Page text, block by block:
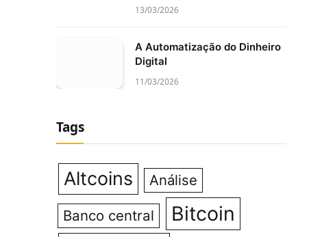
13/03/2026
A Automatização do Dinheiro
Digital
11/03/2026
Tags
Altcoins Análise
Banco central
Bitcoin